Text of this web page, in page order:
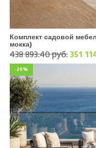
Комплект садовой
мокка)
438 893.40 руб.351
-20%